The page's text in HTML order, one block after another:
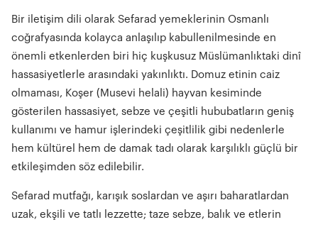
Bir iletişim dili olarak Sefarad yemeklerinin Osmanlı
coğrafyasında kolayca anlaşılıp kabullenilmesinde en
önemli etkenlerden biri hiç kuşkusuz Müslümanlıktaki dinî
hassasiyetlerle arasındaki yakınlıktı. Domuz etinin caiz
olmaması, Koşer (Musevi helali) hayvan kesiminde
gösterilen hassasiyet, sebze ve çeşitli hububatların geniş
kullanımı ve hamur işlerindeki çeşitlilik gibi nedenlerle
hem kültürel hem de damak tadı olarak karşılıklı güçlü bir
etkileşimden söz edilebilir.
Sefarad mutfağı, karışık soslardan ve aşırı baharatlardan
uzak, ekşili ve tatlı lezzette; taze sebze, balık ve etlerin